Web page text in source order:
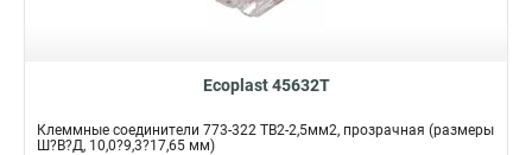
Ecoplast 45632T
Клеммные соединители 773-322 ТВ2-2,5мм2, прозрачная (размеры
Ш?В?Д, 10,0?9,3?17,65 мм)